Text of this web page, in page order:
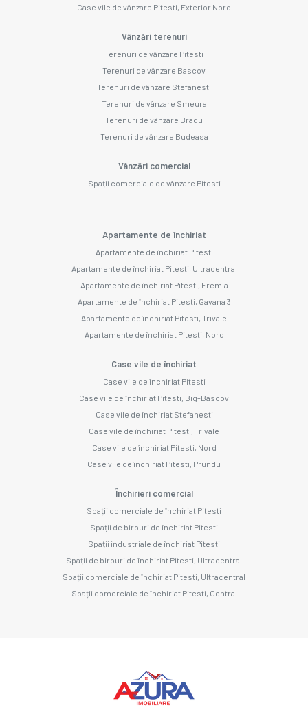
Case vile de vânzare Pitesti, Exterior Nord
Vânzări terenuri
Terenuri de vânzare Pitesti
Terenuri de vânzare Bascov
Terenuri de vânzare Stefanesti
Terenuri de vânzare Smeura
Terenuri de vânzare Bradu
Terenuri de vânzare Budeasa
Vânzări comercial
Spații comerciale de vânzare Pitesti
Apartamente de închiriat
Apartamente de închiriat Pitesti
Apartamente de închiriat Pitesti, Ultracentral
Apartamente de închiriat Pitesti, Eremia
Apartamente de închiriat Pitesti, Gavana 3
Apartamente de închiriat Pitesti, Trivale
Apartamente de închiriat Pitesti, Nord
Case vile de închiriat
Case vile de închiriat Pitesti
Case vile de închiriat Pitesti, Big-Bascov
Case vile de închiriat Stefanesti
Case vile de închiriat Pitesti, Trivale
Case vile de închiriat Pitesti, Nord
Case vile de închiriat Pitesti, Prundu
Închirieri comercial
Spații comerciale de închiriat Pitesti
Spații de birouri de închiriat Pitesti
Spații industriale de închiriat Pitesti
Spații de birouri de închiriat Pitesti, Ultracentral
Spații comerciale de închiriat Pitesti, Ultracentral
Spații comerciale de închiriat Pitesti, Central